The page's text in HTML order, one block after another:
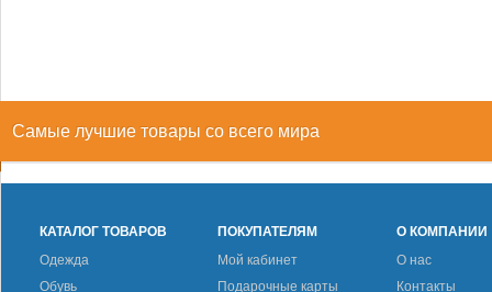
Самые лучшие товары со всего мира
КАТАЛОГ ТОВАРОВ
Одежда
Обувь
ПОКУПАТЕЛЯМ
Мой кабинет
Подарочные карты
О КОМПАНИИ
О нас
Контакты